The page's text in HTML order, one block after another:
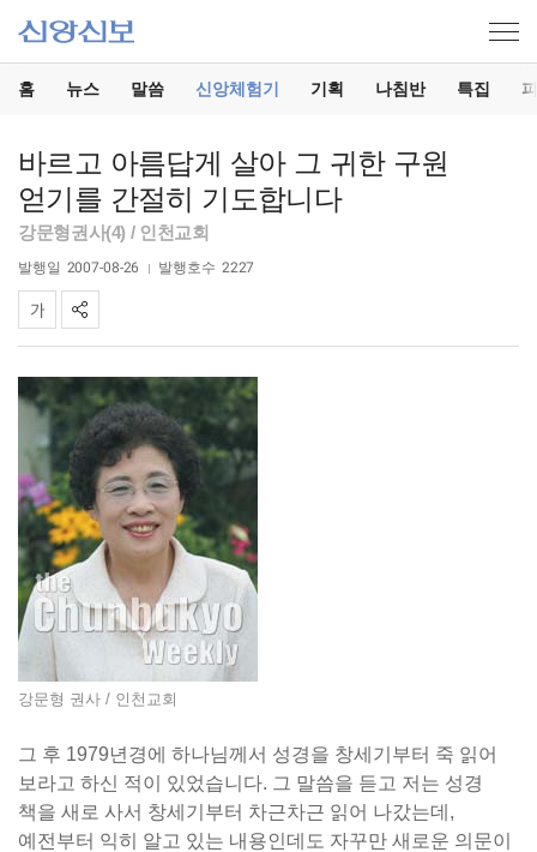
홈 뉴스 말씀 신앙체험기 기획 나침반 특집
바르고 아름답게 살아 그 귀한 구원
얻기를 간절히 기도합니다
강문형권사(4) / 인천교회
발행일 2007-08-26 발행호수 2227
강문형 권사 / 인천교회
그 후 1979년경에 하나님께서 성경을 창세기부터 죽 읽어
보라고 하신 적이 있었습니다. 그 말씀을 듣고 저는 성경
책을 새로 사서 창세기부터 차근차근 읽어 나갔는데,
예전부터 익히 알고 있는 내용인데도 자꾸만 새로운 의문이